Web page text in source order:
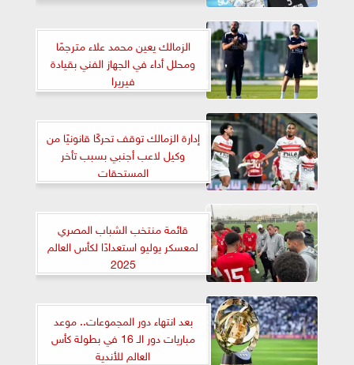
الزمالك يعين محمد علاء مترجمًا
ومحلل أداء في الجهاز الفني بقيادة
فيريرا
إدارة الزمالك توقف تحركًا قانونيًا من
وكيل لاعب أجنبي بسبب تأخر
المستحقات
قائمة منتخب الشباب المصري
لمعسكر يوليو استعدادًا لكأس العالم
2025
بعد انتهاء دور المجموعات.. موعد
مباريات دور الـ 16 في بطولة كأس
العالم للأندية